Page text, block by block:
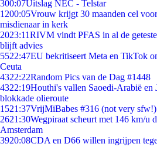
300:07Uitslag NEC - Telstar
1200:05Vrouw krijgt 30 maanden cel
misdienaar in kerk
2023:11RIVM vindt PFAS in al de
blijft advies
5522:47EU bekritiseert Meta en TikTok
Ceuta
4322:22Random Pics van de Dag #1448
4322:19Houthi's vallen Saoedi-Arabië en
blokkade olieroute
1521:37VrijMiBabes #316 (not very sfw!)
2621:30Wegpiraat scheurt met 146 km/u
Amsterdam
3920:08CDA en D66 willen ingrijpen